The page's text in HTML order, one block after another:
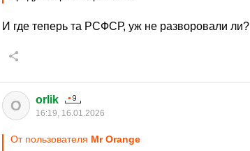
И где теперь та РСФСР, уж не разворовали ли?
O orlik
16:19, 16.01.2026
От пользователя Мr Orange